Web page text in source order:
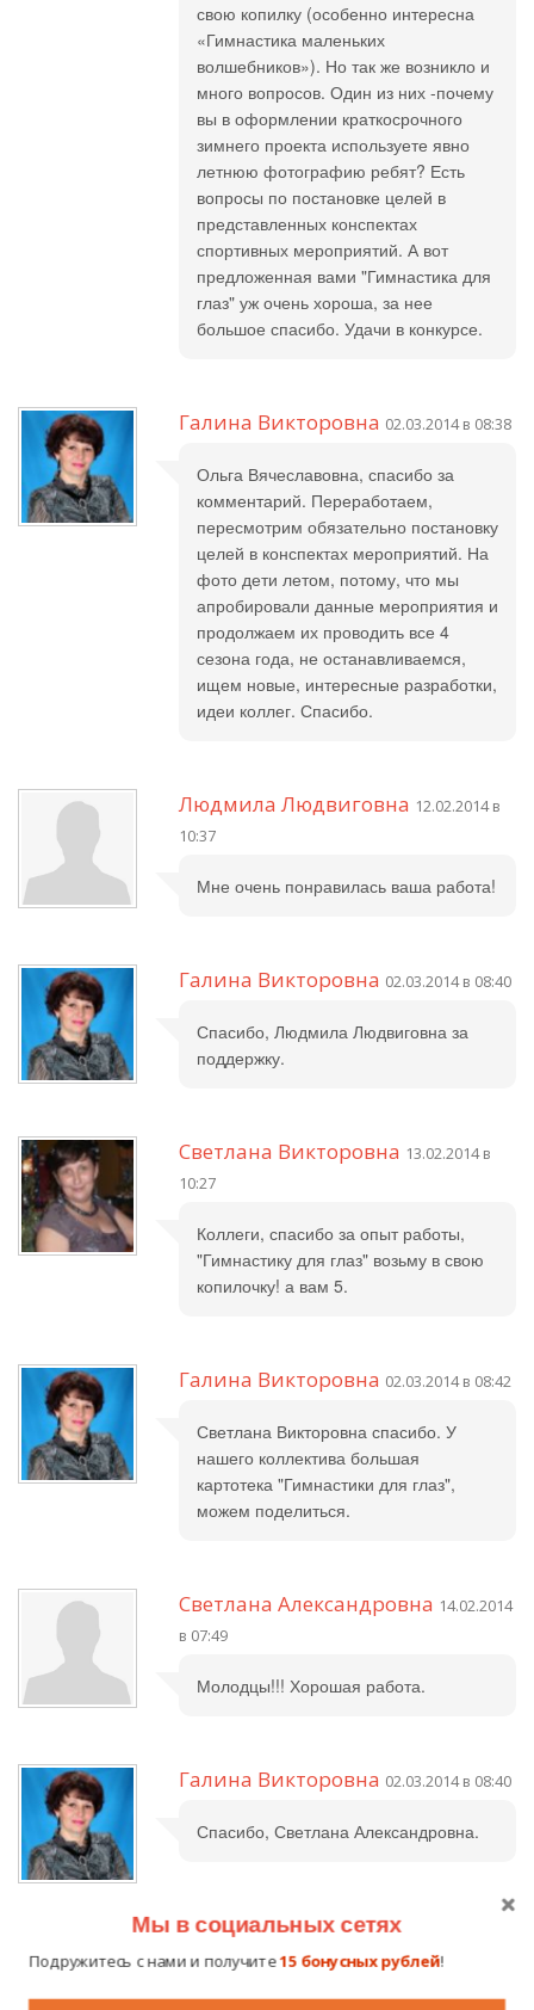
свою копилку (особенно интересна
«Гимнастика маленьких
волшебников»). Но так же возникло и
много вопросов. Один из них -почему
вы в оформлении краткосрочного
зимнего проекта используете явно
летнюю фотографию ребят? Есть
вопросы по постановке целей в
представленных конспектах
спортивных мероприятий. А вот
предложенная вами "Гимнастика для
глаз" уж очень хороша, за нее
большое спасибо. Удачи в конкурсе.
Галина Викторовна 02.03.2014 в 08:38
Ольга Вячеславовна, спасибо за
комментарий. Переработаем,
пересмотрим обязательно постановку
целей в конспектах мероприятий. На
фото дети летом, потому, что мы
апробировали данные мероприятия и
продолжаем их проводить все 4
сезона года, не останавливаемся,
ищем новые, интересные разработки,
идеи коллег. Спасибо.
Людмила Людвиговна 12.02.2014 в
10:37
Мне очень понравилась ваша работа!
Галина Викторовна 02.03.2014 в 08:40
Спасибо, Людмила Людвиговна за
поддержку.
Светлана Викторовна 13.02.2014 в
10:27
Коллеги, спасибо за опыт работы,
"Гимнастику для глаз" возьму в свою
копилочку! а вам 5.
Галина Викторовна 02.03.2014 в 08:42
Светлана Викторовна спасибо. У
нашего коллектива большая
картотека "Гимнастики для глаз",
можем поделиться.
Светлана Александровна 14.02.2014
в 07:49
Молодцы!!! Хорошая работа.
Галина Викторовна 02.03.2014 в 08:40
Спасибо, Светлана Александровна.
Светлана 15.02.2014 в 08:24
Спасибо, уважаемые коллеги, за
практический материал, которым
Мы в социальных сетях
Подружитесь с нами и получите15 бонусных рублей!